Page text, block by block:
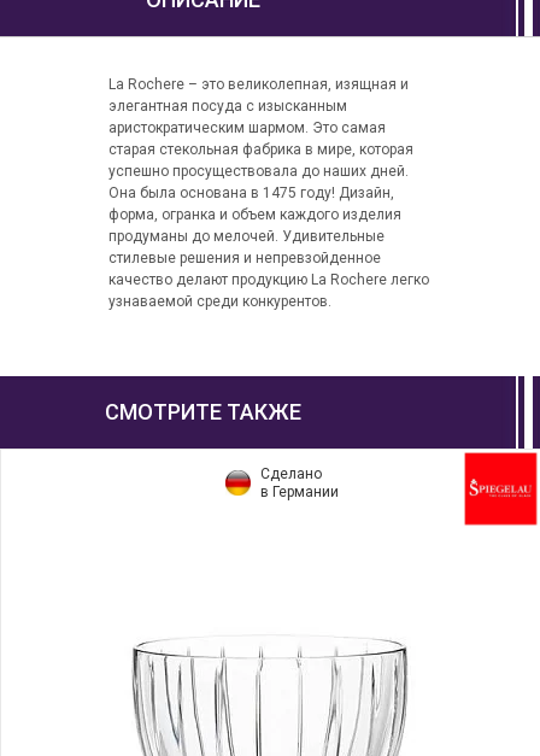
La Rochere – это великолепная, изящная и
элегантная посуда с изысканным
аристократическим шармом. Это самая
старая стекольная фабрика в мире, которая
успешно просуществовала до наших дней.
Она была основана в 1475 году! Дизайн,
форма, огранка и объем каждого изделия
продуманы до мелочей. Удивительные
стилевые решения и непревзойденное
качество делают продукцию La Rochere легко
узнаваемой среди конкурентов.
СМОТРИТЕ ТАКЖЕ
Сделано
в Германии